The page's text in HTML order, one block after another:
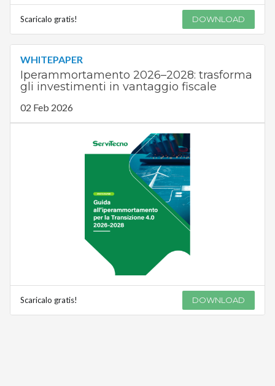
Scaricalo gratis! DOWNLOAD
WHITEPAPER
Iperammortamento 2026–2028: trasforma
gli investimenti in vantaggio fiscale
02 Feb 2026
Scaricalo gratis! DOWNLOAD